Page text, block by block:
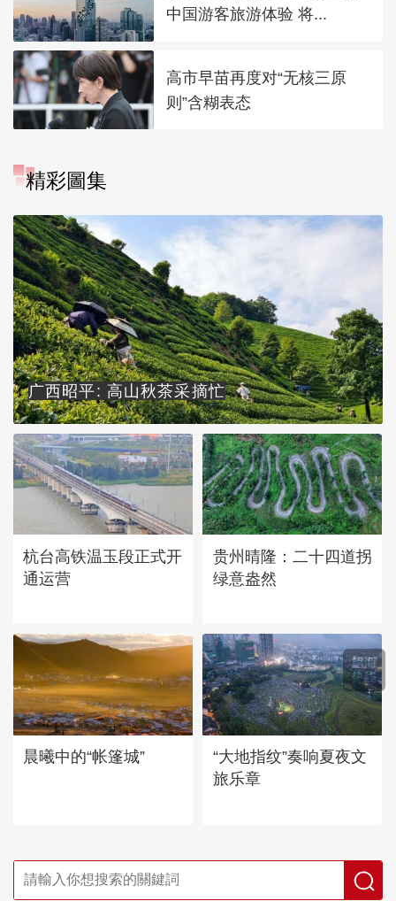
中国游客旅游体验 将...
高市早苗再度对“无核三原
则”含糊表态
精彩圖集
广西昭平: 高山秋茶采摘忙
杭台高铁温玉段正式开
通运营
贵州晴隆：二十四道拐
绿意盎然
晨曦中的“帐篷城”
“大地指纹”奏响夏夜文
旅乐章